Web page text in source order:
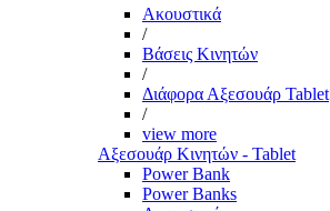
Ακουστικά
/
Βάσεις Κινητών
/
Διάφορα Αξεσουάρ Tablet
/
view more
Αξεσουάρ Κινητών - Tablet
Power Bank
Power Banks